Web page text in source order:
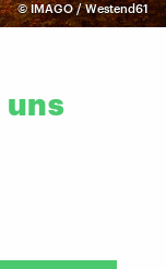
©IMAGO / Westend61
uns